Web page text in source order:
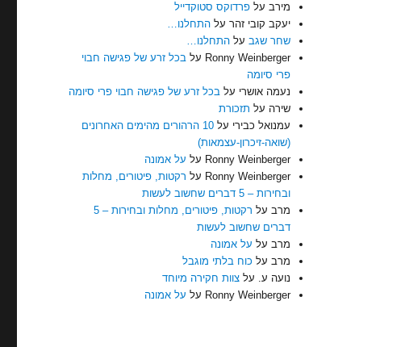
מירב עלפרדוקס סטוקדייל
יעקב קובי זהר עלהתחלנו…
שחר שגב עלהתחלנו…
Ronny Weinberger עלבכל זרע של פגישה חבוי
פרי סיומה
נעמה אושרי עלבכל זרע של פגישה חבוי פרי סיומה
שירה על תזכורת
עמנואל כבירי על
10 הרהורים מהימים האחרונים
(שואה-זיכרון-עצמאות)
Ronny Weinberger על על אמונה
Ronny Weinberger על רקטות, פיטורים, מחלות
ובחירות – 5 דברים שחשוב לעשות
מרב על
רקטות, פיטורים, מחלות ובחירות – 5
דברים שחשוב לעשות
מרב על על אמונה
מרב על כוח בלתי מוגבל
נועה ע. עלצוות חקירה מיוחד
Ronny Weinberger על על אמונה